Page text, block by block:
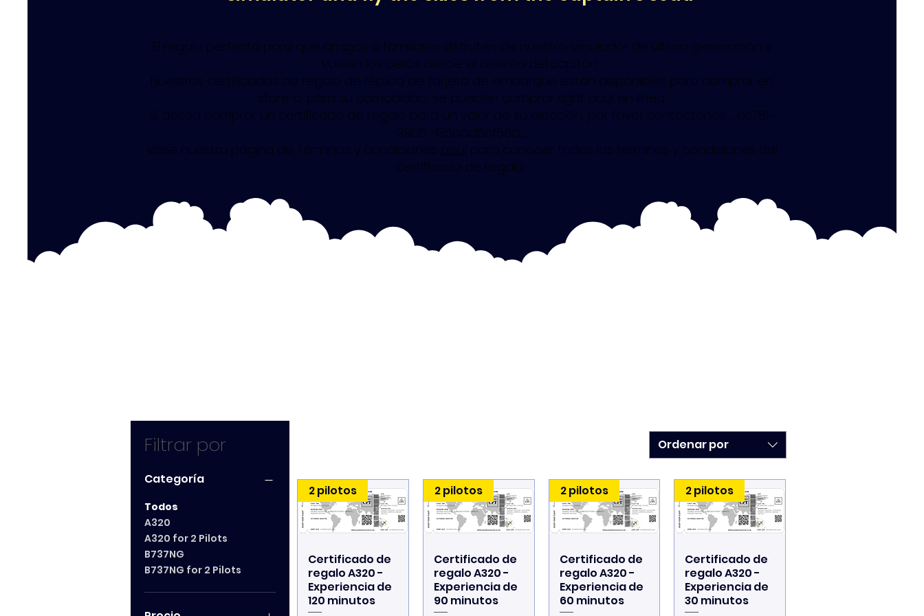
El regalo perfecto para que amigos o familiares disfruten de nuestro simulador de última generación y
vuelen los cielos desde el asiento del capitán.
Nuestros certificados de regalo de réplica de tarjeta de embarque están disponibles para comprar en
store o, para su comodidad, se pueden comprar right aquí en línea.
Si desea comprar un certificado de regalo para un valor de su elección, por favor contáctenos. _cc781-
3905 -136bad5cf58d_
Visite nuestra página de Términos y condiciones aquí para conocer todos los términos y condiciones del
certificado de regalo.
Filtrar por
Categoría
Todos
A320
A320 for 2 Pilots
B737NG
B737NG for 2 Pilots
Ordenar por
Vista rápida
2 pilotos
Certificado de
regalo A320 -
Experiencia de
120 minutos
Vista rápida
2 pilotos
Certificado de
regalo A320 -
Experiencia de
90 minutos
Vista rápida
2 pilotos
Certificado de
regalo A320 -
Experiencia de
60 minutos
Vista rápida
2 pilotos
Certificado de
regalo A320 -
Experiencia de
30 minutos